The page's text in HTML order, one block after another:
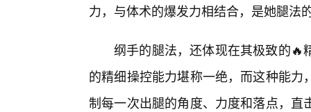
力，与体术的爆发力相结合，是她腿法
纲手的腿法，还体现在其极致的🔥
的精细操控能力堪称一绝，而这种能
制每一次出腿的角度、力度和落点，